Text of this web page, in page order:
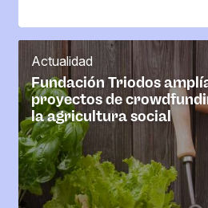
Fundación Triodos
proyectos de
la agricultura social
Actualidad